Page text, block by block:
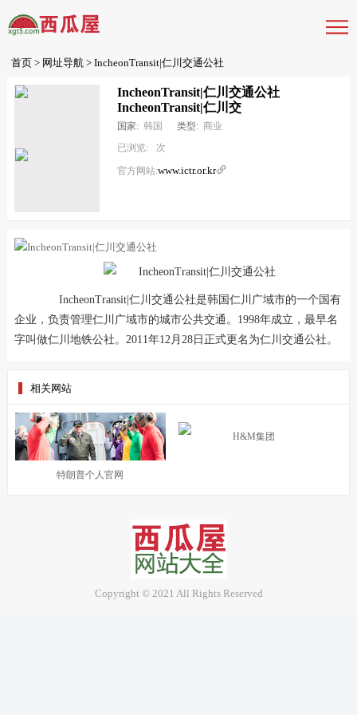
首页> 网址导航 > IncheonTransit|仁川交通公社
IncheonTransit|仁川交通公社
IncheonTransit|仁川交
国家: 韩国 类型: 商业
已浏览:
次
官方网站:www.ictr.or.kr
IncheonTransit|仁川交通公社是韩国仁川广域市的一个国有
企业，负责管理仁川广域市的城市公共交通。1998年成立，最早名
字叫做仁川地铁公社。2011年12月28日正式更名为仁川交通公社。
相关网站
特朗普个人官网
H&M集团
Copyright © 2021 All Rights Reserved